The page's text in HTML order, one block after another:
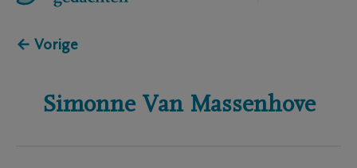
← Vorige
Simonne Van Massenhove